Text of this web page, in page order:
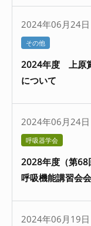
2024年06月24日
その他
2024年度 上原
について
2024年06月24日
呼吸器学会
2028年度（第68
呼吸機能講習会
2024年06月19日